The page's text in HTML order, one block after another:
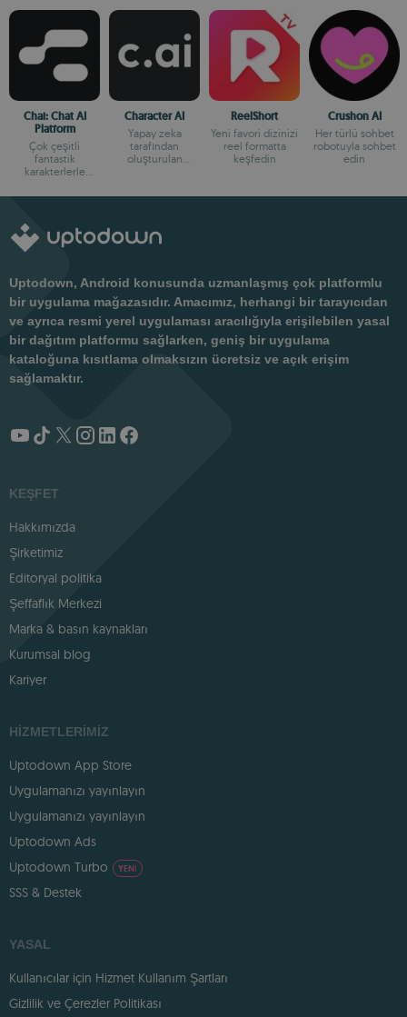
Chai: Chat AI
Platform
Çok çeşitli
fantastik
karakterlerle
Character AI
Yapay zeka
tarafından
oluşturulan
ReelShort
Yeni favori dizinizi
reel formatta
keşfedin
Crushon AI
Her türlü sohbet
robotuyla sohbet
edin
Uptodown, Android konusunda uzmanlaşmış çok platformlu
bir uygulama mağazasıdır. Amacımız, herhangi bir tarayıcıdan
ve ayrıca resmi yerel uygulaması aracılığıyla erişilebilen yasal
bir dağıtım platformu sağlarken, geniş bir uygulama
kataloğuna kısıtlama olmaksızın ücretsiz ve açık erişim
sağlamaktır.
KEŞFET
Hakkımızda
Şirketimiz
Editoryal politika
Şeffaflık Merkezi
Marka & basın kaynakları
Kurumsal blog
Kariyer
HIZMETLERIMIZ
Uptodown App Store
Uygulamanızı yayınlayın
Uygulamanızı yayınlayın
Uptodown Ads
Uptodown Turbo
YENI
SSS & Destek
YASAL
Kullanıcılar için Hizmet Kullanım Şartları
Gizlilik ve Çerezler Politikası